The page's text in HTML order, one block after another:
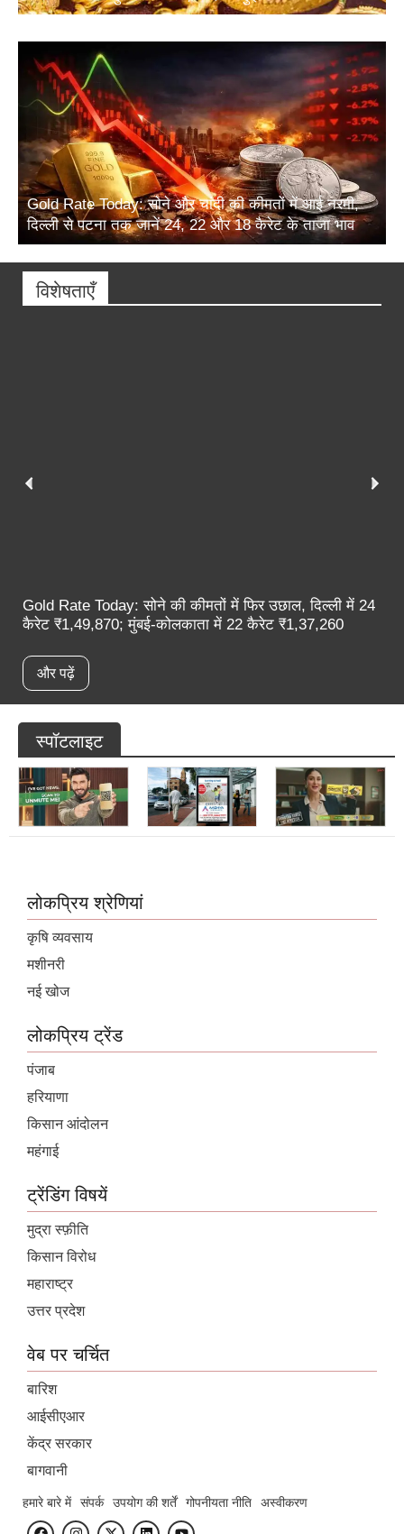
Gold Rate Today: सोने और चांदी की कीमतों में आई नरमी,
दिल्ली से पटना तक जानें 24, 22 और 18 कैरेट के ताजा भाव
विशेषताएँ
कैरेट ₹1,49,870; मुंबई-कोलकाता में 22 कैरेट ₹1,37,260
और पढ़ें
स्पॉटलाइट
कृषि व्यवसाय
मशीनरी
नई खोज
पंजाब
हरियाणा
किसान आंदोलन
महंगाई
मुद्रा स्फ़ीति
किसान विरोध
महाराष्ट्र
उत्तर प्रदेश
बारिश
आईसीएआर
केंद्र सरकार
बागवानी